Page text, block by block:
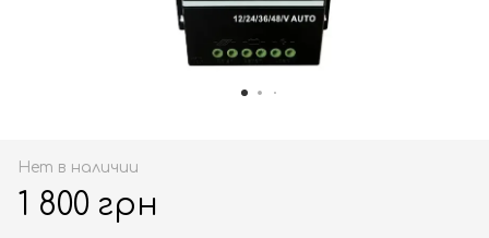
Нет в наличии
1 800 грн